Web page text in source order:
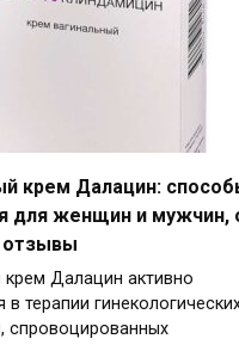
крем Далацин:
для женщин и мужчин,
отзывы
крем Далацин активно
в терапии
спровоцированных